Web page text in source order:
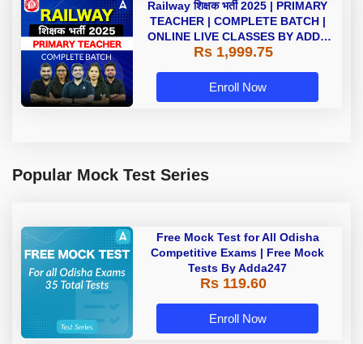
Railway शिक्षक भर्ती 2025 | PRIMARY
TEACHER | COMPLETE BATCH |
ONLINE LIVE CLASSES BY ADDA
247
Rs 1,999.75
Enroll Now
Popular Mock Test Series
Free Mock Test for All Odisha
Competitive Exams | Free Mock
Tests By Adda247
Rs 119.60
Enroll Now